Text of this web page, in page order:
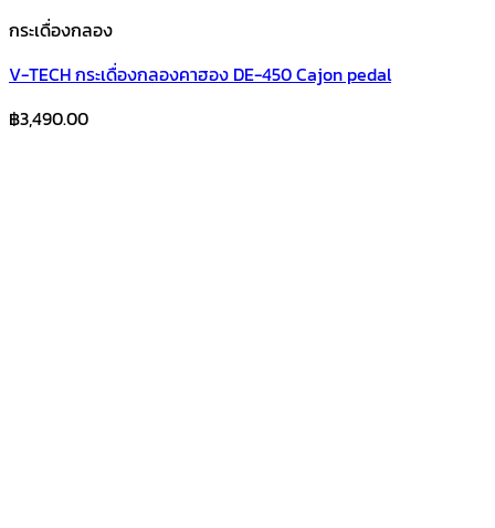
กระเดื่องกลอง
V-TECH กระเดื่องกลองคาฮอง DE-450 Cajon pedal
฿3,490.00